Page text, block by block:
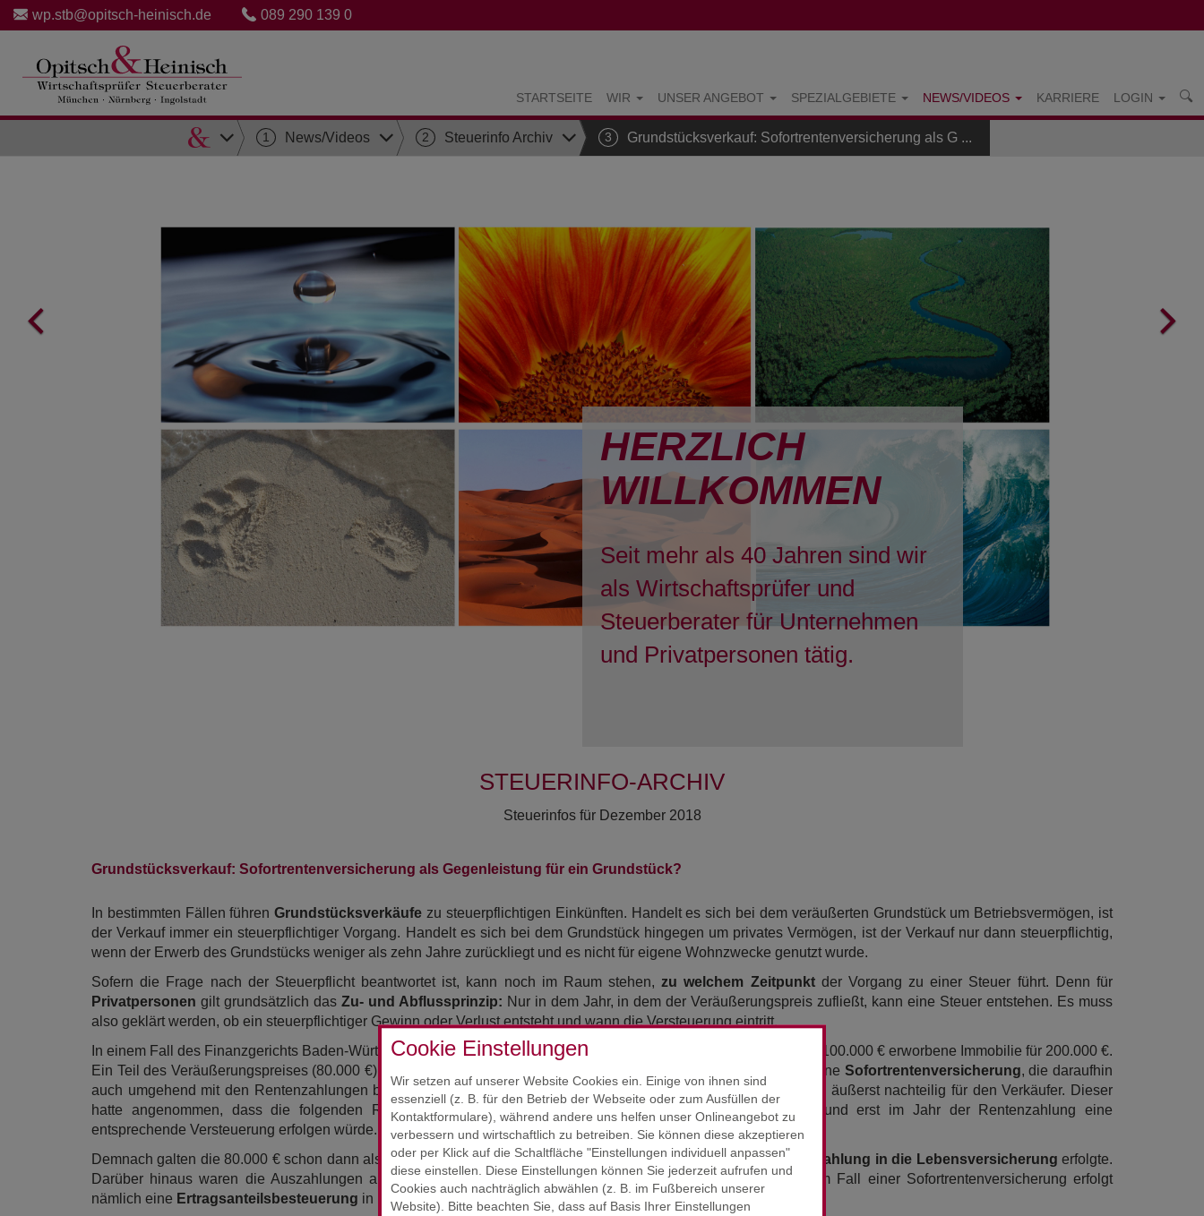
wp.stb@opitsch-heinisch.de 089 290 139 0
STARTSEITE WIR UNSER ANGEBOT SPEZIALGEBIETE NEWS/VIDEOS KARRIERE LOGIN
1 News/Videos 2 Steuerinfo Archiv 3 Grundstücksverkauf: Sofortrentenversicherung als G ...
Cookie Einstellungen
Wir setzen auf unserer Website Cookies ein. Einige von ihnen sind
essenziell (z. B. für den Betrieb der Webseite oder zum Ausfüllen der
Kontaktformulare), während andere uns helfen unser Onlineangebot zu
verbessern und wirtschaftlich zu betreiben. Sie können diese akzeptieren
oder per Klick auf die Schaltfläche "Einstellungen individuell anpassen"
diese einstellen. Diese Einstellungen können Sie jederzeit aufrufen und
Cookies auch nachträglich abwählen (z. B. im Fußbereich unserer
Website). Bitte beachten Sie, dass auf Basis Ihrer Einstellungen
HERZLICH
WILLKOMMEN
Seit mehr als 40 Jahren sind wir
als Wirtschaftsprüfer und
Steuerberater für Unternehmen
und Privatpersonen tätig.
STEUERINFO-ARCHIV
Steuerinfos für Dezember 2018
Grundstücksverkauf: Sofortrentenversicherung als Gegenleistung für ein Grundstück?
In bestimmten Fällen führenGrundstücksverkäufe zu steuerpflichtigen Einkünften. Handelt es sich bei dem veräußerten Grundstück um Betriebsvermögen, ist
der Verkauf immer ein steuerpflichtiger Vorgang. Handelt es sich bei dem Grundstück hingegen um privates Vermögen, ist der Verkauf nur dann steuerpflichtig,
wenn der Erwerb des Grundstücks weniger als zehn Jahre zurückliegt und es nicht für eigene Wohnzwecke genutzt wurde.
Sofern die Frage nach der Steuerpflicht beantwortet ist, kann noch im Raum stehen,zu welchem Zeitpunkt der Vorgang zu einer Steuer führt. Denn für
Privatpersonen gilt grundsätzlich das Zu- und Abflussprinzip: Nur in dem Jahr, in dem der Veräußerungspreis zufließt, kann eine Steuer entstehen. Es muss
also geklärt werden, ob ein steuerpflichtiger Gewinn oder Verlust entsteht und wann die Versteuerung eintritt.
In einem Fall des Finanzgerichts Baden-Württemberg (FG) veräußerte eine Privatperson ihre erst ein Jahr zuvor für 100.000 € erworbene Immobilie für 200.000 €.
Ein Teil des Veräußerungspreises (80.000 €) wurde jedoch nicht an den Veräußerer ausgezahlt, sondern floss in eine Sofortrentenversicherung, die daraufhin
auch umgehend mit den Rentenzahlungen begann. Diese Gestaltung entpuppte sich allerdings letzten Endes als äußerst nachteilig für den Verkäufer. Dieser
hatte angenommen, dass die folgenden Rentenzahlungen zum Veräußerungspreis hinzugerechnet würden und erst im Jahr der Rentenzahlung eine
entsprechende Versteuerung erfolgen würde. Das FG folgte allerdings der Auffassung des Finanzamts.
Demnach galten die 80.000 € schon dann als zugeflossen und waren daher auch dann steuerpflichtig, als die
Einzahlung in die Lebensversicherung erfolgte.
Darüber hinaus waren die Auszahlungen aus der Rentenversicherung noch einmal extra steuerpflichtig. In dem Fall einer Sofortrentenversicherung erfolgt
nämlich eine Ertragsanteilsbesteuerung in Höhe von im Streitfall 28 % der Auszahlungen.